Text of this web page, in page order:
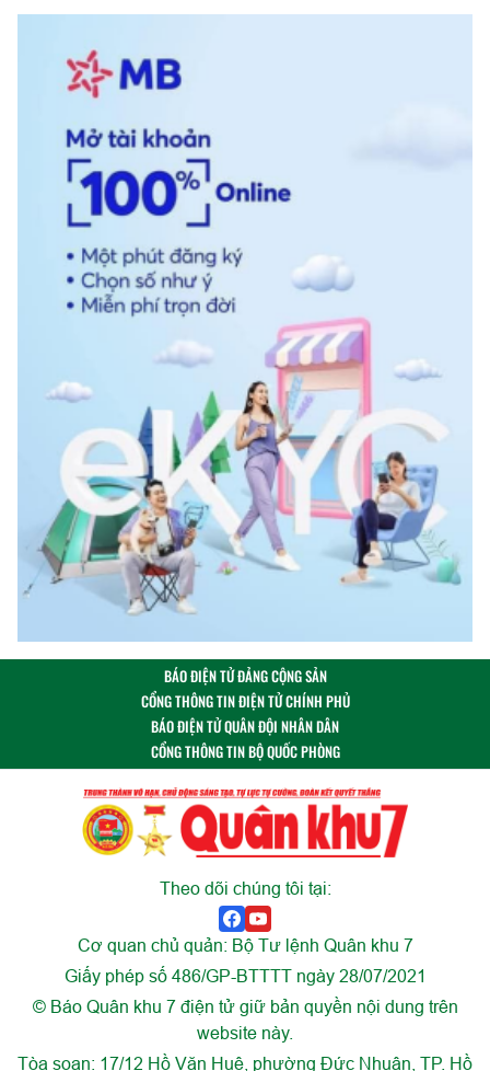
BÁO ĐIỆN TỬ ĐẢNG CỘNG SẢN
CỔNG THÔNG TIN ĐIỆN TỬ CHÍNH PHỦ
BÁO ĐIỆN TỬ QUÂN ĐỘI NHÂN DÂN
CỔNG THÔNG TIN BỘ QUỐC PHÒNG
Theo dõi chúng tôi tại:
Cơ quan chủ quản: Bộ Tư lệnh Quân khu 7
Giấy phép số 486/GP-BTTTT ngày 28/07/2021
© Báo Quân khu 7 điện tử giữ bản quyền nội dung trên
website này.
Tòa soạn: 17/12 Hồ Văn Huê, phường Đức Nhuận, TP. Hồ